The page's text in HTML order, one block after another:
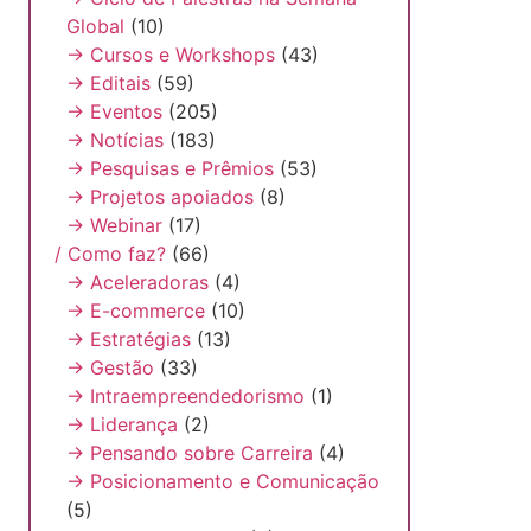
Global (10)
→ Cursos e Workshops (43)
→ Editais (59)
→ Eventos (205)
→ Notícias (183)
→ Pesquisas e Prêmios (53)
→ Projetos apoiados (8)
→ Webinar (17)
/ Como faz? (66)
→ Aceleradoras (4)
→ E-commerce (10)
→ Estratégias (13)
→ Gestão (33)
→ Intraempreendedorismo (1)
→ Liderança (2)
→ Pensando sobre Carreira (4)
→ Posicionamento e Comunicação
(5)